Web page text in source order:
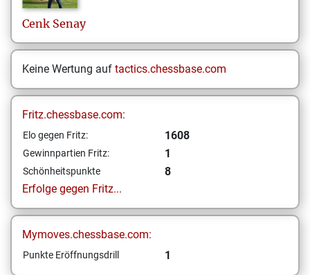
Cenk Senay
Keine Wertung auf tactics.chessbase.com
Fritz.chessbase.com:
Elo gegen Fritz: 1608
Gewinnpartien Fritz: 1
Schönheitspunkte
8
Erfolge gegen Fritz...
Mymoves.chessbase.com:
Punkte Eröffnungsdrill 1